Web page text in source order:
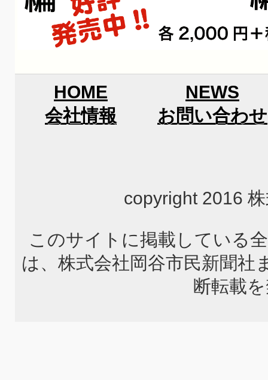
HOME
NEWS
会社情報
お問い合わせ
copyright 2016
このサイトに掲載している
は、株式会社岡谷市民新聞社
断転載